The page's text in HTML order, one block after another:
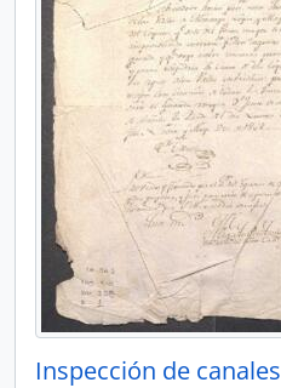
Inspección de canales